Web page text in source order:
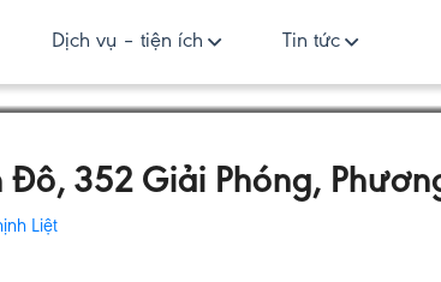
Dịch vụ – tiện ích Tin tức
Đô, 352 Giải Phóng,
Liệt